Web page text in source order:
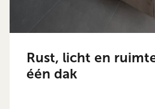
Rust, licht en
één dak